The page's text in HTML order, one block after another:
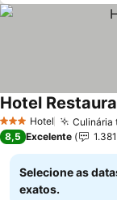
3 EstrelasHotel Culinária
Hotel
8,5 Excelente 1.381
Selecione as
exatos.